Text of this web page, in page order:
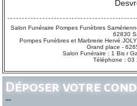
Salon Funéraire Pompes Funèbres
62830
Pompes Funèbres et Marbrerie Hervé
Grand place -
Salon Funéraire : 1 Bis r
Téléphone : 03
Déposer votre
--